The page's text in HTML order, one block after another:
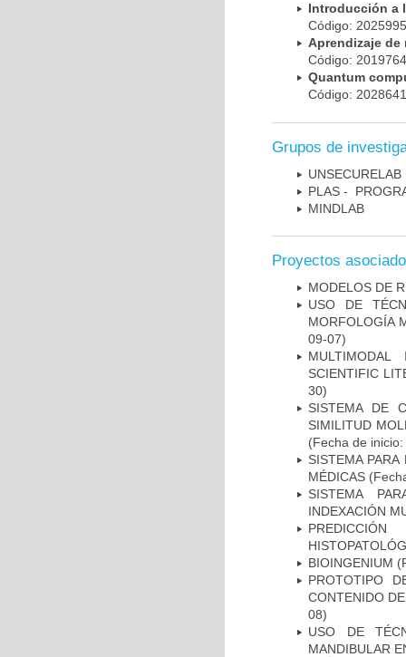
Introducción a
Código:
Aprendizaje de
Código:
Quantum
Código:
Grupos de
UNSECURELAB
PLAS -
MINDLAB
Proyectos
MODELOS DE
USO DE
MORFOLOGÍA
09-07)
SCIENTIFIC
30)
SISTEMA DE
SIMILITUD
(Fecha de
SISTEMA
MÉDICAS
SISTEMA
INDEXACIÓN
BIOINGENIUM
PROTOTIPO
CONTENIDO
08)
USO DE
MANDIBULAR